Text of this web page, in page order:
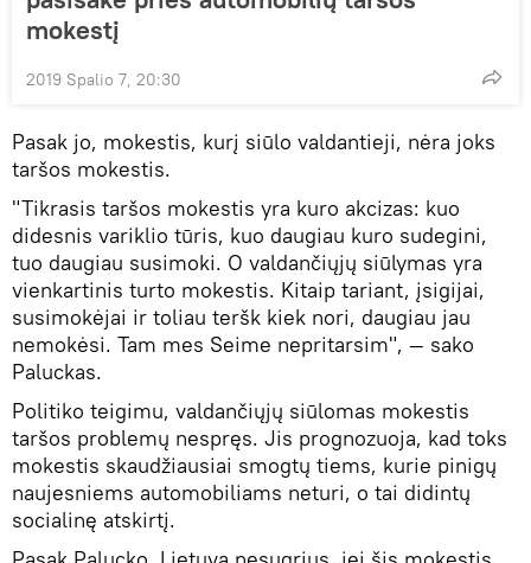
mokestį
2019 Spalio 7, 20:30
Pasak jo, mokestis, kurį siūlo valdantieji, nėra joks
taršos mokestis.
"Tikrasis taršos mokestis yra kuro akcizas: kuo
didesnis variklio tūris, kuo daugiau kuro sudegini,
tuo daugiau susimoki. O valdančiųjų siūlymas yra
vienkartinis turto mokestis. Kitaip tariant, įsigijai,
susimokėjai ir toliau teršk kiek nori, daugiau jau
nemokėsi. Tam mes Seime nepritarsim", — sako
Paluckas.
Politiko teigimu, valdančiųjų siūlomas mokestis
taršos problemų nespręs. Jis prognozuoja, kad toks
mokestis skaudžiausiai smogtų tiems, kurie pinigų
naujesniems automobiliams neturi, o tai didintų
socialinę atskirtį.